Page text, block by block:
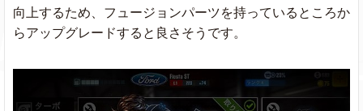
向上するため、フュージョンパーツを持っているところか
らアップグレードすると良さそうです。